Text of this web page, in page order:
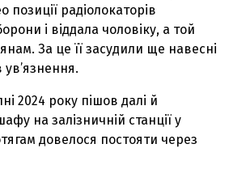
позиції радіолокаторів
і віддала чоловіку, а той
За це її засудили ще навесні
ув’язнення.
2024 року пішов далі й
на залізничній станції у
довелося постояти через